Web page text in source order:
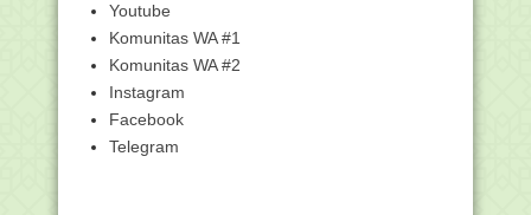
Kunci Jawaban - 3.4 Pendayagunaan
Ekonomi dan SDM ...
Kunci Jawaban - 3.2 Manajemen
Kunci Jawaban - 3.1 Sejarah Rumah
Youtube
Komunitas WA #1
Komunitas WA #2
Instagram
Facebook
Telegram